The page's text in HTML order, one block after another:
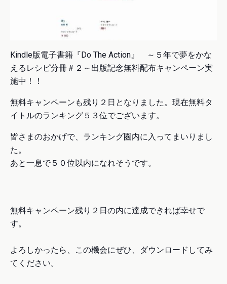
Kindle版電子書籍『Do The Action』 ～５年で夢をかな
えるレシピ分冊＃２～出版記念無料配布キャンペーン実
施中！！
無料キャンペーンも残り２日となりました。現在無料タ
イトルのランキング５３位でございます。
皆さまのおかげで、ランキング圏内に入ってまいりまし
た。
あと一息で５０位以内になれそうです。
無料キャンペーン残り２日の内に達成できれば幸せで
す。
よろしかったら、この機会にぜひ、ダウンロードしてみ
てください。